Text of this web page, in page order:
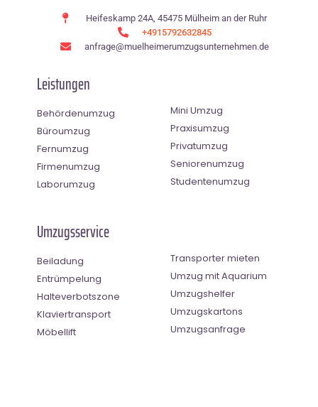
Heifeskamp 24A, 45475 Mülheim an der Ruhr
+4915792632845
anfrage@muelheimerumzugsunternehmen.de
Leistungen
Behördenumzug
Büroumzug
Fernumzug
Firmenumzug
Laborumzug
Mini Umzug
Praxisumzug
Privatumzug
Seniorenumzug
Studentenumzug
Umzugsservice
Beiladung
Entrümpelung
Halteverbotszone
Klaviertransport
Möbellift
Transporter mieten
Umzug mit Aquarium
Umzugshelfer
Umzugskartons
Umzugsanfrage